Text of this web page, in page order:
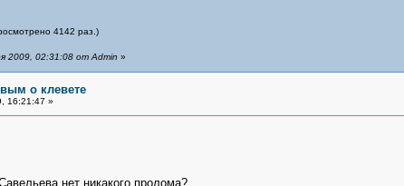
4142 раз.)
2009, 02:31:08 от Admin »
о клевете
16:21:47 »
нет никакого пролома?